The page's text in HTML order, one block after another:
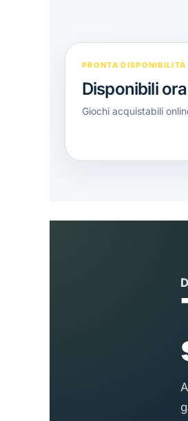
PRONTA DISPONIBILITÀ
Disponibili ora
Giochi acquistabili